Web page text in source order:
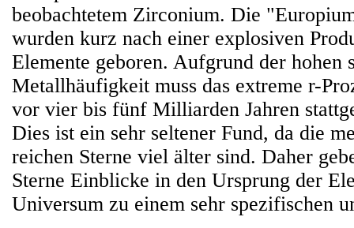
beobachtetem Zirconium. Die
wurden kurz nach einer explosiven
Elemente geboren. Aufgrund der hohen
Metallhäufigkeit muss das extreme r-
vor vier bis fünf Milliarden Jahren
Dies ist ein sehr seltener Fund, da die
reichen Sterne viel älter sind. Daher
Sterne Einblicke in den Ursprung der
Universum zu einem sehr spezifischen